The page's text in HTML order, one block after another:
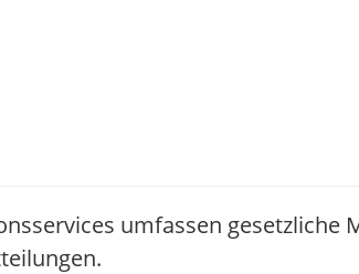
umfassen